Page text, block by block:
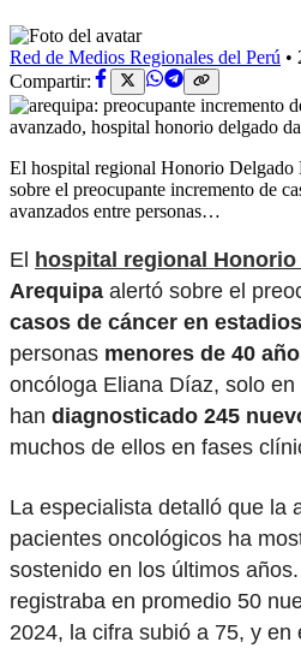
Red de Medios Regionales del Perú •
Compartir:
El hospital regional Honorio Delgado
sobre el preocupante incremento de
avanzados entre personas…
El hospital regional
Arequipa alertó sobre el
casos de cáncer en
personas menores de 40
oncóloga Eliana Díaz, solo
han diagnosticado 245
muchos de ellos en fases
La especialista detalló que la
pacientes oncológicos ha
sostenido en los últimos
registraba en promedio 50
2024, la cifra subió a 75, y en